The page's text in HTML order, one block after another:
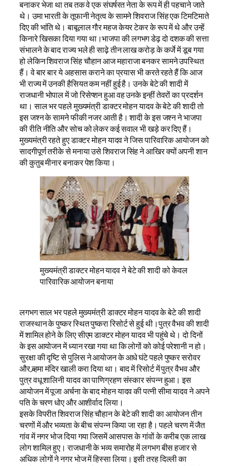
बनाकर भेजा था तब तक वे एक संघर्षरत नेता के रूप में ही पहचाने जाते
थे। उमा भारती के तूफानी नेतृत्व के सामने शिवराज सिंह एक टिमटिमाते
दिए की भांति थे। बाबूलाल गौर महज केयर टेकर के रूप में थे और उन्हें
किनारे खिसका दिया गया था।भाजपा की लगभग डेढ़ दो दशक की सत्ता
संभालने के बाद राज्य भले ही साढ़े तीन लाख करोड़ के कर्जे में डूब गया
हो लेकिन शिवराज सिंह चौहान आज महाराजा बनकर सामने उपस्थित
हैं। वे बार बार ये अहसास कराने का प्रयास भी करते रहते हैं कि आज
भी राज्य में उनकी हैसियत कम नहीं हुई है। उनके बेटे की शादी में
राजधानी भोपाल में जो रिसेप्शन हुआ वह उनके इन्हीं तेवरों का प्रदर्शन
था। साल भर पहले मुख्यमंत्री डाक्टर मोहन यादव के बेटे की शादी तो
इस जश्न के सामने फीकी नजर आती है। शादी के इस जश्न ने भाजपा
की रीति नीति और सोच को लेकर कई सवाल भी खड़े कर दिए हैं।
मुख्यमंत्री रहते हुए डाक्टर मोहन यादव ने जिस पारिवारिक आयोजन को
सादगीपूर्ण तरीके से मनाया उसे शिवराज सिंह ने आखिर क्यों अपनी शान
की कुतुब मीनार बनाकर पेश किया।
मुख्यमंत्री डाक्टर मोहन यादव ने बेटे की शादी को केवल
पारिवारिक आयोजन बनाया
लगभग साल भर पहले मुख्यमंत्री डाक्टर मोहन यादव के बेटे की शादी
राजस्थान के पुष्कर स्थित पुष्करा रिसोर्ट से हुई थी।पुत्र वैभव की शादी
में शामिल होने के लिए सीएम डाक्टर मोहन यादव भी पहुंचे थे। दो दिनों
के इस आयोजन में ध्यान रखा गया था कि लोगों को कोई परेशानी न हो।
सुरक्षा की दृष्टि से पुलिस ने आयोजन के आधे घंटे पहले पुष्कर सरोवर
और ब्र्हमा मंदिर खाली करा दिया था। बाद में रिसोर्ट में पुत्र वैभव और
पुत्र वधू शालिनी यादव का पाणिग्रहण संस्कार संपन्न हुआ। इस
आयोजन में पूजा अर्चना के बाद मोहन यादव की पत्नी सीमा यादव ने अपने
पति के चरण धोए और आशीर्वाद लिया।
इसके विपरीत शिवराज सिंह चौहान के बेटे की शादी का आयोजन तीन
चरणों में और भव्यता के बीच संपन्न किया जा रहा है। पहले चरण में जैत
गांव में नगर भोज दिया गया जिसमें आसपास के गांवों के करीब एक लाख
लोग शामिल हुए। राजधानी के भव्य समारोह में लगभग बीस हजार से
अधिक लोगों ने नगर भोज में हिस्सा लिया। इसी तरह दिल्ली का